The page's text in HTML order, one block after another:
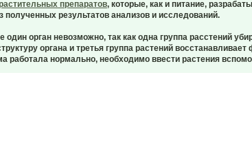
препаратов, которые, как и питание,
полученных результатов анализов и исследований.
орган невозможно, так как одна группа расстений
органа и третья группа растений
работала нормально, необходимо ввести растения